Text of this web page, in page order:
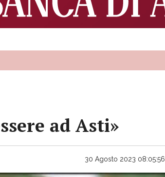
ad Asti»
30 Agosto 2023 08:05:56